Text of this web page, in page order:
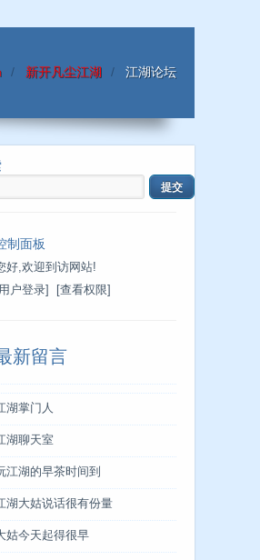
新开凡尘江湖 江湖论坛
制面板
好,欢迎到访网站!
[用户登录]
[查看权限]
新留言
湖掌门人
湖聊天室
江湖的早茶时间到
湖大姑说话很有份量
姑今天起得很早